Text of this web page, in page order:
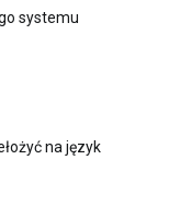
systemu
na język